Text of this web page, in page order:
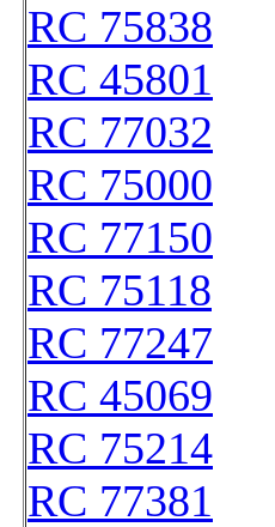
RC 75838
RC 45801
RC 77032
RC 75000
RC 77150
RC 75118
RC 77247
RC 45069
RC 75214
RC 77381